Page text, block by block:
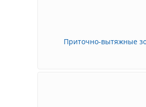
Приточно-вытяжные